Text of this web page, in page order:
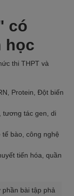
có
học
thi THPT và
Protein, Đột biến
tương tác gen, di
tế bào, công nghệ
tiến hóa, quần
bài tập phả